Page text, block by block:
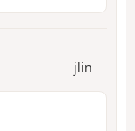
jlin